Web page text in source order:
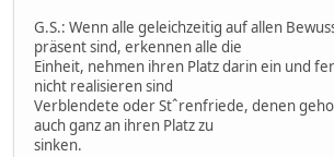
G.S.: Wenn alle geleichzeitig auf allen
präsent sind, erkennen alle die
Einheit, nehmen ihren Platz darin ein und
nicht realisieren sind
Verblendete oder Stˆrenfriede, denen
auch ganz an ihren Platz zu
sinken.